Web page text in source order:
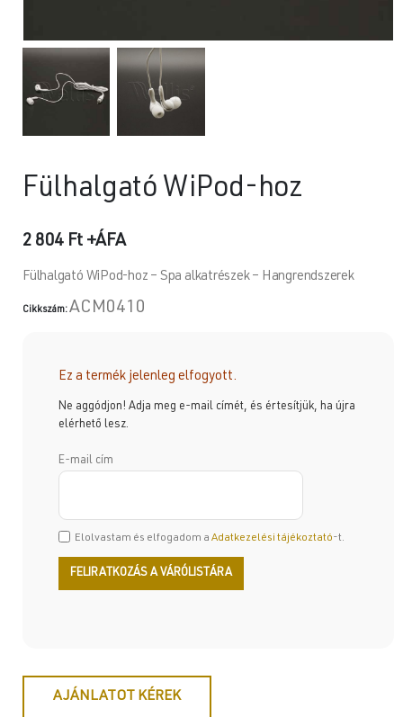
Fülhalgató WiPod-hoz
2 804 Ft+ÁFA
Fülhalgató WiPod-hoz – Spa alkatrészek – Hangrendszerek
Cikkszám:ACM0410
Ez a termék jelenleg elfogyott.
Ne aggódjon! Adja meg e-mail címét, és értesítjük, ha újra
elérhető lesz.
E-mail cím
Elolvastam és elfogadom a Adatkezelési tájékoztató-t.
AJÁNLATOT KÉREK